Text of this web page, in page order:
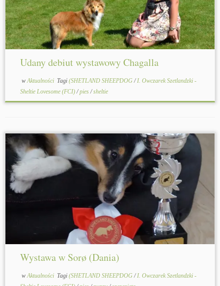
Udany debiut wystawowy Chagalla
wAktualności Tagi (SHETLAND SHEEPDOG/I. Owczarek Szetlandzki -
Sheltie Lovesome (FCI)/pies/sheltie
Wystawa w Sorø (Dania)
wAktualności Tagi (SHETLAND SHEEPDOG/I. Owczarek Szetlandzki -